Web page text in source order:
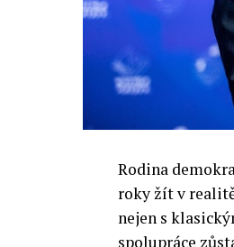
Rodina
roky žít v
nejen s
spolupráce